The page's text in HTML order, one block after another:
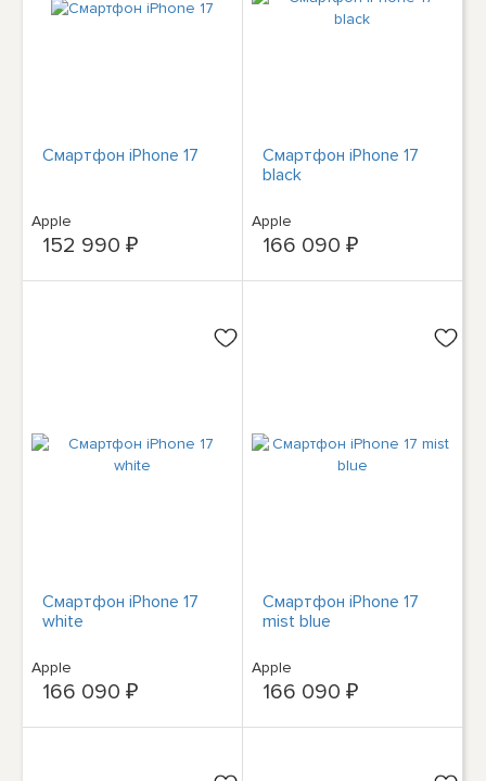
Смартфон iPhone 17
Apple
152 990 ₽
Смартфон iPhone 17
black
Apple
166 090 ₽
Смартфон iPhone 17
white
Apple
166 090 ₽
Смартфон iPhone 17
mist blue
Apple
166 090 ₽